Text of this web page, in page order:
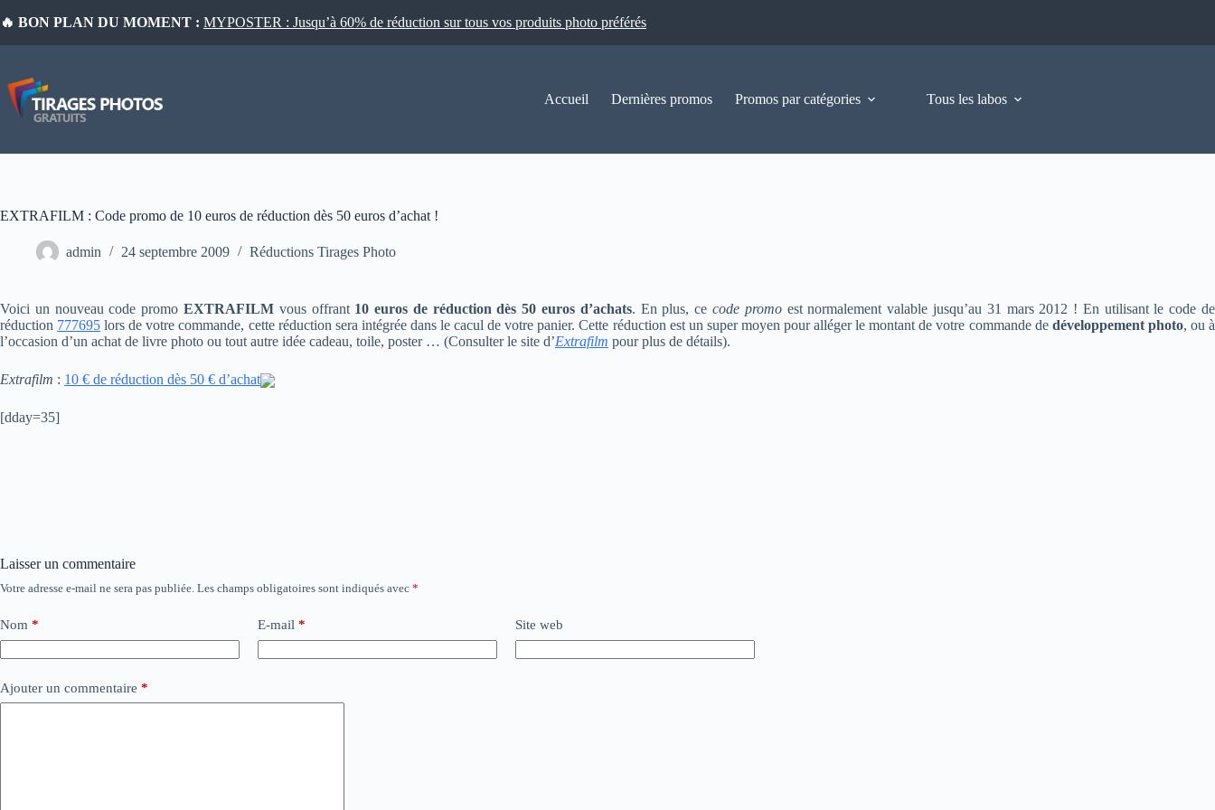
au
🔥 BON PLAN DU MOMENT : MYPOSTER : Jusqu’à 60% de réduction sur tous vos produits photo préférés
Accueil Dernières promos Promos par catégories Tous les labos
EXTRAFILM : Code promo de 10 euros de réduction dès 50 euros d’achat !
admin 24 septembre 2009 Réductions Tirages Photo
Voici un nouveau code promo EXTRAFILMvous offrant 10 euros de réduction dès 50 euros d’achats. En plus, ce code promoest normalement valable jusqu’au 31 mars 2012 ! En utilisant le code de
réduction 777695 lors de votre commande, cette réduction sera intégrée dans le cacul de votre panier. Cette réduction est un super moyen pour alléger le montant de votre commande de développement photo, ou à
l’occasion d’un achat de livre photo ou tout autre idée cadeau, toile, poster … (Consulter le site d’Extrafilm pour plus de détails).
Extrafilm : 10 € de réduction dès 50 € d’achat
[dday=35]
Laisser un commentaire
Votre adresse e-mail ne sera pas publiée. Les champs obligatoires sont indiqués avec *
Nom * E-mail * Site web
Ajouter un commentaire *